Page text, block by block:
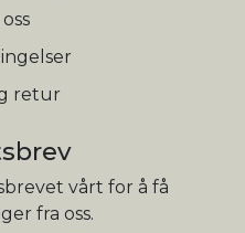
retur
vårt for å få
fra oss.